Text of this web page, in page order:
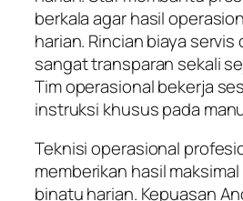
berkala agar hasil
harian. Rincian biaya
sangat transparan sekali
Tim operasional bekerja
instruksi khusus pada
Teknisi operasional
memberikan hasil
binatu harian. Kepuasan